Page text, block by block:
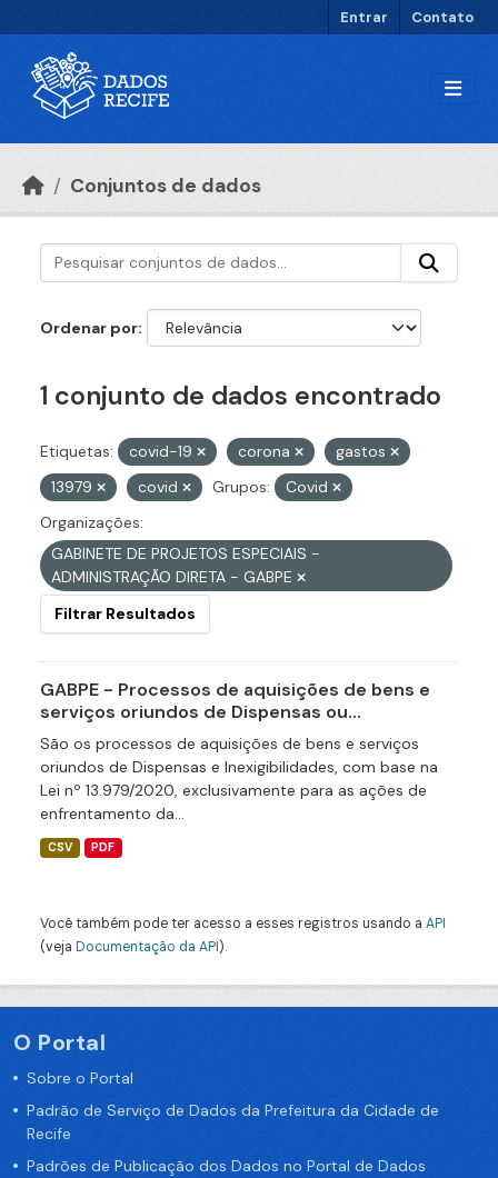
Entrar Contato
Conjuntos de dados
Ordenar por
1 conjunto de dados encontrado
Etiquetas: covid-19 corona
gastos
13979
covid Grupos:
Covid
Organizações:
GABINETE DE PROJETOS ESPECIAIS -
ADMINISTRAÇÃO DIRETA - GABPE
Filtrar Resultados
GABPE - Processos de aquisições de bens e
serviços oriundos de Dispensas ou...
São os processos de aquisições de bens e serviços
oriundos de Dispensas e Inexigibilidades, com base na
Lei nº 13.979/2020, exclusivamente para as ações de
enfrentamento da...
CSV PDF
Você também pode ter acesso a esses registros usando a API
(veja Documentação da API).
O Portal
Sobre o Portal
Padrão de Serviço de Dados da Prefeitura da Cidade de
Recife
Padrões de Publicação dos Dados no Portal de Dados